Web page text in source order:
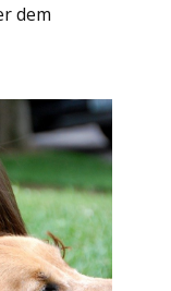
dem